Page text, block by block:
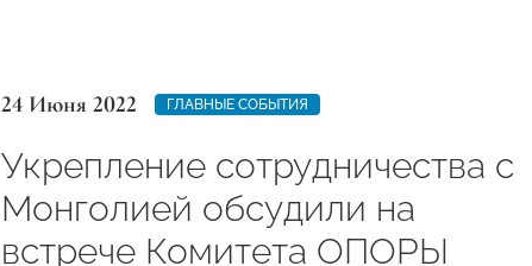
24 Июня 2022 ГЛАВНЫЕ СОБЫТИЯ
Укрепление сотрудничества с
Монголией обсудили на
встрече Комитета ОПОРЫ